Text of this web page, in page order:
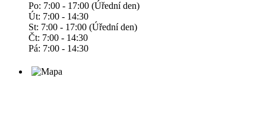
Po: 7:00 - 17:00 (Úřední den)
Út: 7:00 - 14:30
St: 7:00 - 17:00 (Úřední den)
Čt: 7:00 - 14:30
Pá: 7:00 - 14:30